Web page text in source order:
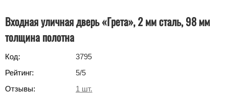
Входная уличная дверь «Грета», 2 мм сталь, 98 мм
толщина полотна
Код:
3795
Рейтинг:
5/5
Отзывы:
1 шт.